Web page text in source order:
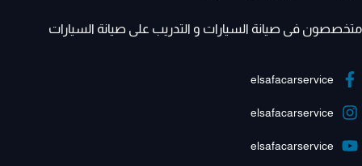
متخصصون فى صيانة السيارات و التدريب على صيانة السيارات
elsafacarservice
elsafacarservice
elsafacarservice